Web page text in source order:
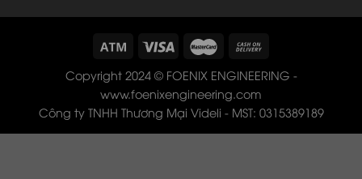
Copyright 2024 © FOENIX ENGINEERING -
www.foenixengineering.com
Công ty TNHH Thương Mại Videli - MST: 0315389189